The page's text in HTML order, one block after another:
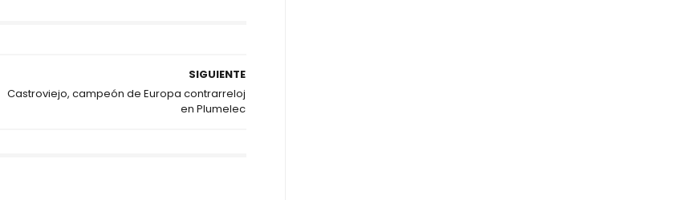
SIGUIENTE
Castroviejo, campeón de Europa contrarreloj
en Plumelec